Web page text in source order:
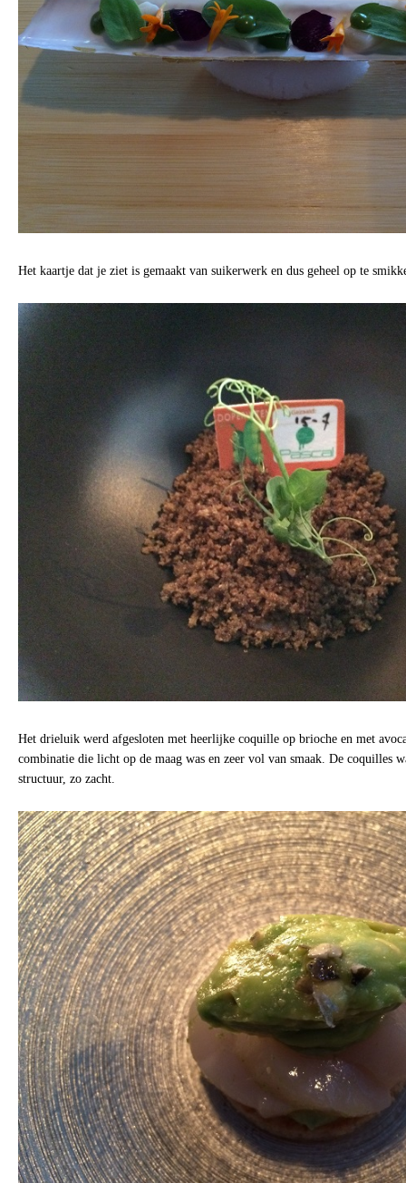
Het kaartje dat je ziet is gemaakt van suikerwerk en dus geheel op te
Het drieluik werd afgesloten met heerlijke coquille op brioche en met
combinatie die licht op de maag was en zeer vol van smaak. De coquilles
structuur, zo zacht.